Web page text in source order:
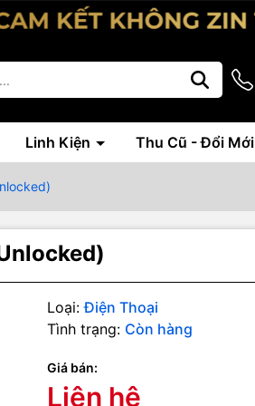
Linh Kiện Thu Cũ - Đổi Mới
Loại: Điện Thoại
Tình trạng: Còn hàng
Giá bán:
Liên hệ